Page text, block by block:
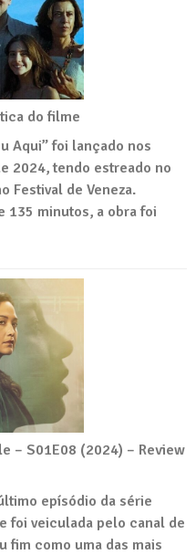
do filme
Aqui” foi lançado nos
2024, tendo estreado no
Festival de Veneza.
135 minutos, a obra foi
– S01E08 (2024) – Review
epísódio da série
foi veiculada pelo canal de
fim como uma das mais